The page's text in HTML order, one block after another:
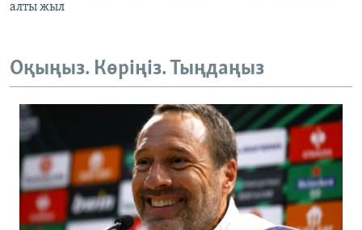
алты жыл
Оқыңыз. Көріңіз. Тыңдаңыз